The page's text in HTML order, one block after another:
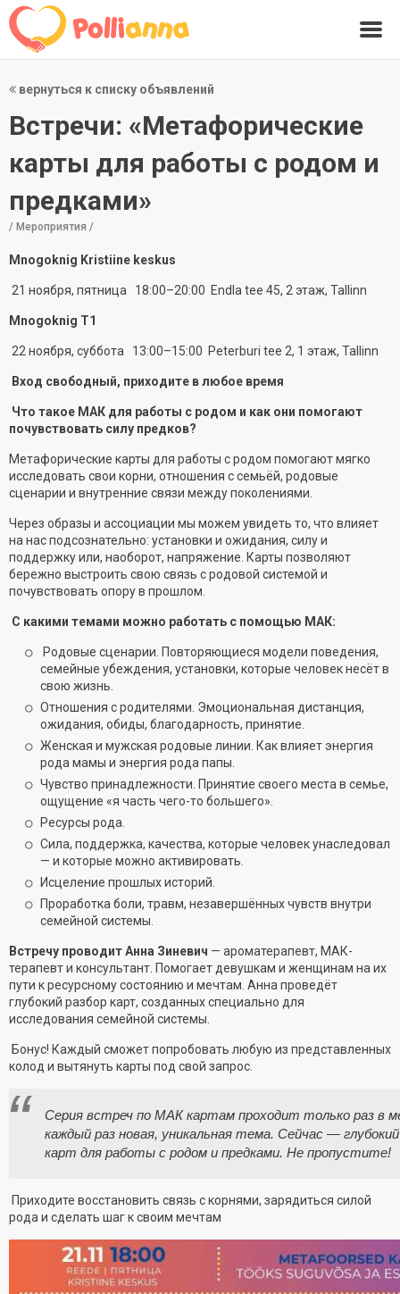
вернуться к списку объявлений
Встречи: «Метафорические
карты для работы с родом и
предками»
/ Мероприятия /
Mnogoknig Kristiine keskus
21 ноября, пятница 18:00–20:00 Endla tee 45, 2 этаж, Tallinn
Mnogoknig T1
22 ноября, суббота 13:00–15:00 Peterburi tee 2, 1 этаж, Tallinn
Вход свободный, приходите в любое время
Что такое МАК для работы с родом и как они помогают
почувствовать силу предков?
Метафорические карты для работы с родом помогают мягко
исследовать свои корни, отношения с семьёй, родовые
сценарии и внутренние связи между поколениями.
Через образы и ассоциации мы можем увидеть то, что влияет
на нас подсознательно: установки и ожидания, силу и
поддержку или, наоборот, напряжение. Карты позволяют
бережно выстроить свою связь с родовой системой и
почувствовать опору в прошлом.
С какими темами можно работать с помощью МАК:
Родовые сценарии. Повторяющиеся модели поведения,
семейные убеждения, установки, которые человек несёт в
свою жизнь.
Отношения с родителями. Эмоциональная дистанция,
ожидания, обиды, благодарность, принятие.
Женская и мужская родовые линии. Как влияет энергия
рода мамы и энергия рода папы.
Чувство принадлежности. Принятие своего места в семье,
ощущение «я часть чего-то большего».
Ресурсы рода.
Сила, поддержка, качества, которые человек унаследовал
— и которые можно активировать.
Исцеление прошлых историй.
Проработка боли, травм, незавершённых чувств внутри
семейной системы.
Встречу проводит Анна Зиневич — ароматерапевт, МАК-
терапевт и консультант. Помогает девушкам и женщинам на их
пути к ресурсному состоянию и мечтам. Анна проведёт
глубокий разбор карт, созданных специально для
исследования семейной системы.
Бонус! Каждый сможет попробовать любую из представленных
колод и вытянуть карты под свой запрос.
Серия встреч по МАК картам проходит только раз в
каждый раз новая, уникальная тема. Сейчас — глубокий
карт для работы с родом и предками. Не пропустите!
Приходите восстановить связь с корнями, зарядиться силой
рода и сделать шаг к своим мечтам